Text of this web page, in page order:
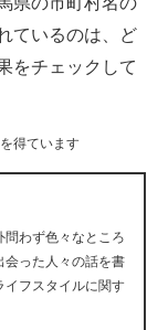
ているのは、ど
をチェックして
得ています
わず色々なところ
会った人々の話を書
イフスタイルに関す